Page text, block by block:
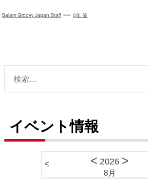
Salam Groovy Japan Staff 5年 前
索:
イベント情報
< < 2026 >
8月